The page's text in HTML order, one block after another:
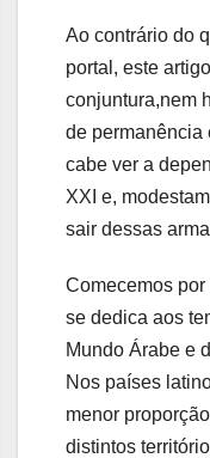
Ao contrário do
portal, este
conjuntura,nem
de permanência
cabe ver a
XXI e,
sair dessas
Comecemos
se dedica aos
Mundo Árabe e
Nos países
menor
distintos